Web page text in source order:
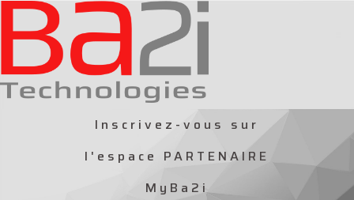
Aller
au
contenu
Inscrivez-vous sur
l'espace PARTENAIRE
MyBa2i